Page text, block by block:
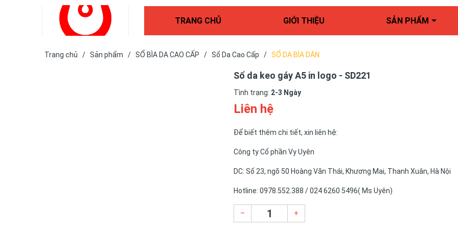
TRANG CHỦ GIỚI THIỆU SẢN PHẨM
Trang chủ / Sản phẩm / SỔ BÌA DA CAO CẤP / Sổ Da Cao Cấp / SỔ DA BÌA DÁN
Sổ da keo gáy A5 in logo - SD221
Tình trạng: 2-3 Ngày
Liên hệ
Để biết thêm chi tiết, xin liên hệ:
Công ty Cổ phần Vy Uyên
DC: Số 23, ngõ 50 Hoàng Văn Thái, Khương Mai, Thanh Xuân, Hà Nội
Hotline: 0978.552.388 / 024 6260 5496( Ms Uyên)
– +